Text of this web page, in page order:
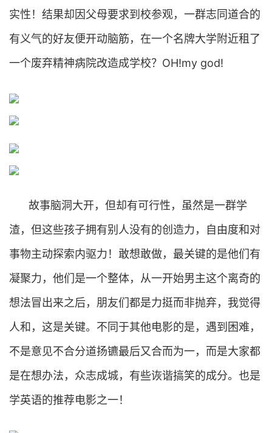
实性！结果却因父母要求到校参观，一群志同道合的
有义气的好友便开动脑筋，在一个名牌大学附近租了
一个废弃精神病院改造成学校？OH!my god!
故事脑洞大开，但却有可行性，虽然是一群学
渣，但这些孩子拥有别人没有的创造力，自由度和对
事物主动探索内驱力！敢想敢做，最关键的是他们有
凝聚力，他们是一个整体，从一开始男主这个离奇的
想法冒出来之后，朋友们都是力挺而非抛弃，我觉得
人和，这是关键。不同于其他电影的是，遇到困难，
不是意见不合分道扬镳最后又合而为一，而是大家都
是在想办法，众志成城，有些诙谐搞笑的成分。也是
学英语的推荐电影之一！